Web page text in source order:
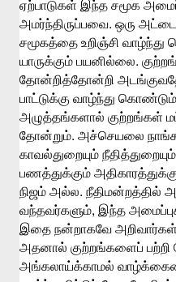
ஏற்பாடுகள் இந்த சமூக
அமர்ந்திருப்பவை. ஒரு
சமூகத்தை உறிஞ்சி வாழ்ந்து
யாருக்கும் பயனில்லை.
தோன்றித்தோன்றி
பாட்டுக்கு வாழ்ந்து கொண்டும்
அழுத்தங்களால் குற்றங்கள்
தோன்றும். அச்செயலை
காவல்துறையும் நீதித்துறையும்
பணத்துக்கும்
நிஜம் அல்ல. நீதிமன்றத்தில்
வந்தவர்களும், இந்த
இதை நன்றாகவே அறிவார்கள்
அதனால் குற்றங்களைப் பற்றி
அங்கலாய்க்காமல்